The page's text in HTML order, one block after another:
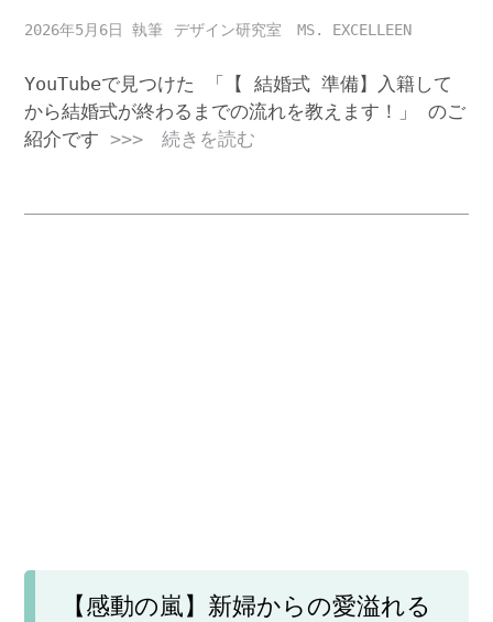
2026年5月6日 デザイン研究室 MS. EXCELLEEN
YouTubeで見つけた 「【 結婚式 準備】入籍して
から結婚式が終わるまでの流れを教えます！」 のご
紹介です >>> 続きを読む
【感動の嵐】新婦からの愛溢れる